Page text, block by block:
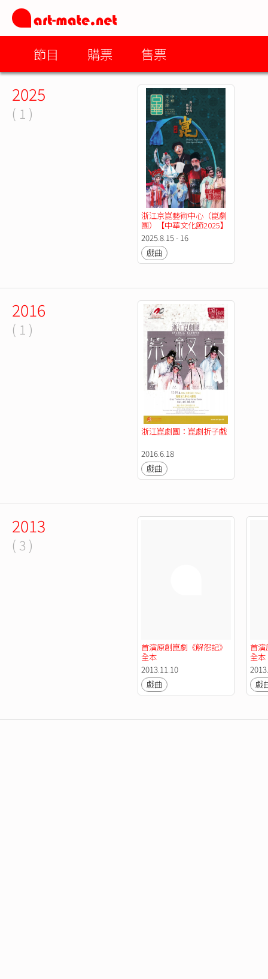
節目 購票 售票
2025
( 1 )
浙江京崑藝術中心（崑劇
團）【中華文化節2025】
2025.8.15 - 16
戲曲
2016
( 1 )
浙江崑劇團：崑劇折子戲
2016.6.18
戲曲
2013
( 3 )
首演原創崑劇《解怨記》
全本
2013.11.10
戲曲
首
全本
戲